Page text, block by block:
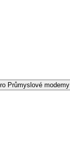
Průmyslové modemy